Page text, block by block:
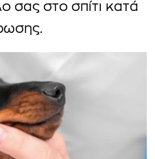
σας στο σπίτι κατά